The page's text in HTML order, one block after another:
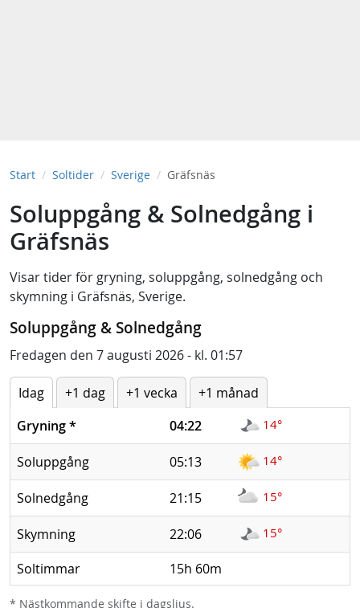
Start Soltider Sverige Gräfsnäs
Soluppgång & Solnedgång i
Gräfsnäs
Visar tider för gryning, soluppgång, solnedgång och
skymning i Gräfsnäs, Sverige.
Soluppgång & Solnedgång
Fredagen den 7 augusti 2026 - kl. 01:57
Idag +1 dag +1 vecka
+1 månad
Gryning* 04:22 14°
Soluppgång 05:13 14°
Solnedgång 21:15 15°
Skymning 22:06 15°
Soltimmar 15h 60m
* Nästkommande skifte i dagsljus.